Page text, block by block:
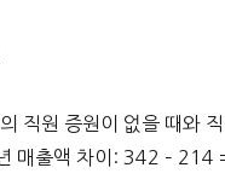
직원 증원이 없을 때와
매출액 차이: 342 – 214